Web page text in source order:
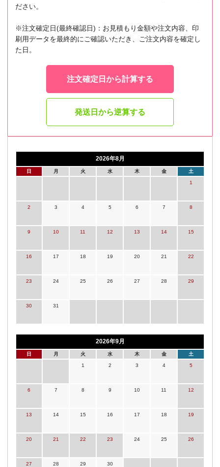
ださい。
※注文確定日(最終確認日)：お見積もり金額や注文内容、印
刷用データを最終的にご確認いただき、ご注文内容を確定し
た日。
注文確定日から計算する
発送日から逆算する
2026年8月
日 月 火 水 木 金 土
1
2 3 4 5 6 7 8
9 10 11 12 13 14 15
16 17 18 19 20 21 22
23 24 25 26 27 28 29
30 31
2026年9月
日 月 火 水 木 金 土
1 2 3 4 5
6 7 8 9 10 11 12
13 14 15 16 17 18 19
20 21 22 23 24 25 26
27 28 29 30